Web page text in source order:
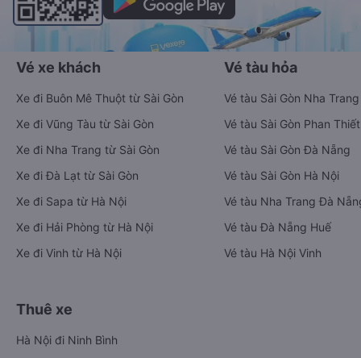
Vé xe khách
Xe đi Buôn Mê Thuột từ Sài Gòn
Xe đi Vũng Tàu từ Sài Gòn
Xe đi Nha Trang từ Sài Gòn
Xe đi Đà Lạt từ Sài Gòn
Xe đi Sapa từ Hà Nội
Xe đi Hải Phòng từ Hà Nội
Xe đi Vinh từ Hà Nội
Vé tàu hỏa
Vé tàu Sài Gòn Nha Trang
Vé tàu Sài Gòn Phan Thiết
Vé tàu Sài Gòn Đà Nẵng
Vé tàu Sài Gòn Hà Nội
Vé tàu Nha Trang Đà
Vé tàu Đà Nẵng Huế
Vé tàu Hà Nội Vinh
Thuê xe
Hà Nội đi Ninh Bình